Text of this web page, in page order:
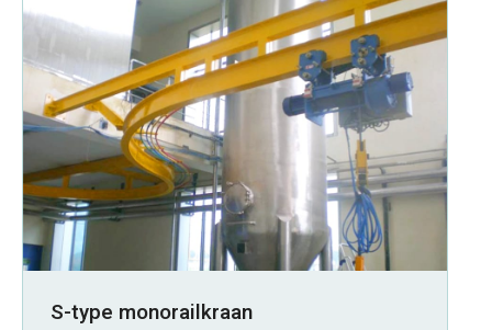
S-type monorailkraan